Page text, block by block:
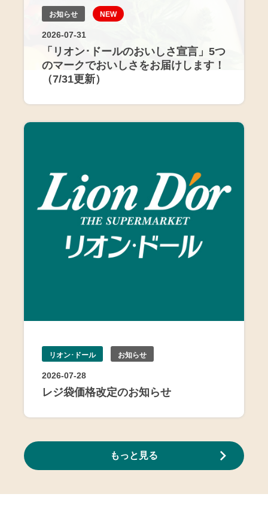
お知らせ NEW
2026-07-31
「リオン･ドールのおいしさ宣言」5つ
のマークでおいしさをお届けします！
（7/31更新）
リオン･ドール お知らせ
2026-07-28
レジ袋価格改定のお知らせ
もっと見る